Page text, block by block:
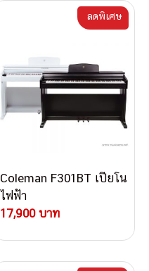
Coleman F301BT เปียโน
ไฟฟ้า
17,900 บาท
ลดพิเศษ